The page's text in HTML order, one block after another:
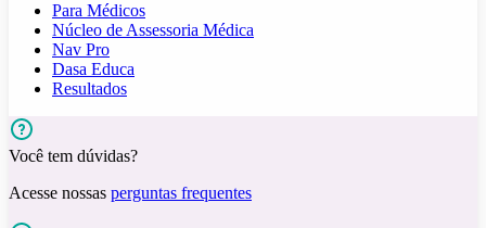
Para Médicos
Núcleo de Assessoria Médica
Nav Pro
Dasa Educa
Resultados
Você tem dúvidas?
Acesse nossas perguntas frequentes